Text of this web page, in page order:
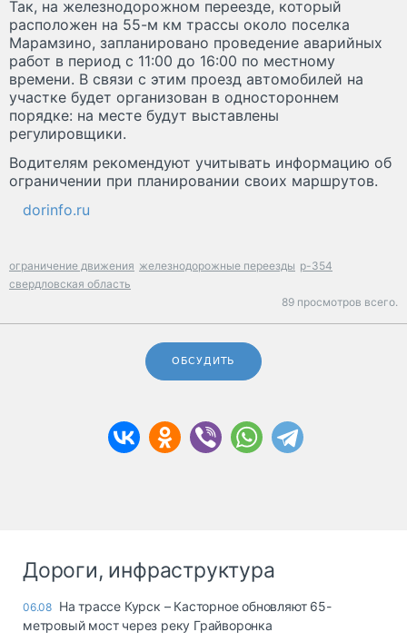
Так, на железнодорожном переезде, который
расположен на 55-м км трассы около поселка
Марамзино, запланировано проведение аварийных
работ в период с 11:00 до 16:00 по местному
времени. В связи с этим проезд автомобилей на
участке будет организован в одностороннем
порядке: на месте будут выставлены
регулировщики.
Водителям рекомендуют учитывать информацию об
ограничении при планировании своих маршрутов.
dorinfo.ru
ограничение движения железнодорожные переезды р-354
свердловская область
89 просмотров всего.
ОБСУДИТЬ
Дороги, инфраструктура
06.08 На трассе Курск – Касторное обновляют 65-
метровый мост через реку Грайворонка